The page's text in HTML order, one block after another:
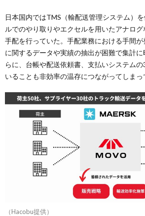
日本国内ではTMS（輸配送管理システム）
ルでのやり取りやエクセルを用いたアナロ
手配を行っていた。手配業務における手間
に関するデータや実績の抽出が困難で集計
らに、台帳や配送依頼書、支払いシステム
いることも非効率の温存につながってしまっ
（Hacobu提供）